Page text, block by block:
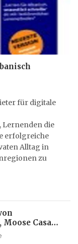
für digitale
Lernenden die
erfolgreiche
Alltag in
zu
Casa
|
für Bildung